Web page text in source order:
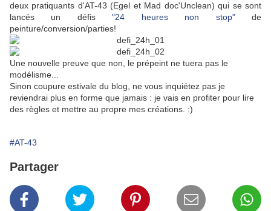
deux pratiquants d'AT-43 (Egel et Mad doc'Unclean) qui se sont
lancés un défis"24 heures non stop"de
peinture/conversion/parties!
Une nouvelle preuve que non, le prépeint ne tuera pas le
modélisme...
Sinon coupure estivale du blog, ne vous inquiétez pas je
reviendrai plus en forme que jamais : je vais en profiter pour lire
des règles et mettre au propre mes créations. :)
#AT-43
Partager